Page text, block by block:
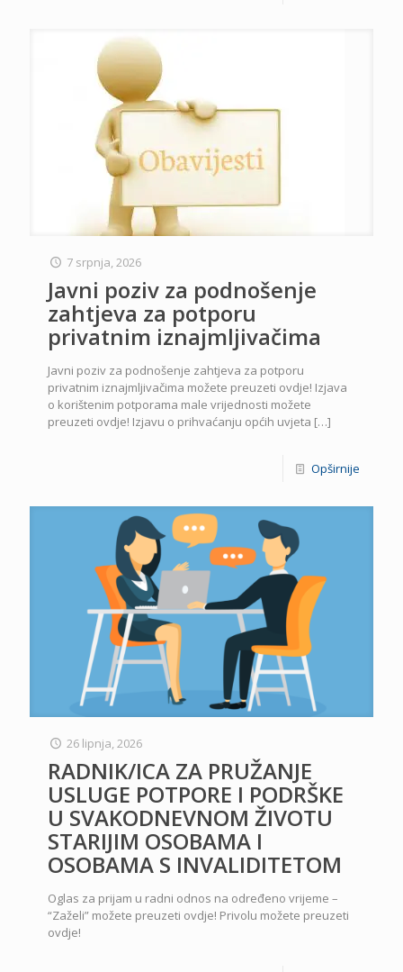
7 srpnja, 2026
Javni poziv za podnošenje
zahtjeva za potporu
privatnim iznajmljivačima
Javni poziv za podnošenje zahtjeva za potporu
privatnim iznajmljivačima možete preuzeti ovdje! Izjava
o korištenim potporama male vrijednosti možete
preuzeti ovdje! Izjavu o prihvaćanju općih uvjeta […]
Opširnije
26 lipnja, 2026
RADNIK/ICA ZA PRUŽANJE
USLUGE POTPORE I PODRŠKE
U SVAKODNEVNOM ŽIVOTU
STARIJIM OSOBAMA I
OSOBAMA S INVALIDITETOM
Oglas za prijam u radni odnos na određeno vrijeme –
“Zaželi” možete preuzeti ovdje! Privolu možete preuzeti
ovdje!